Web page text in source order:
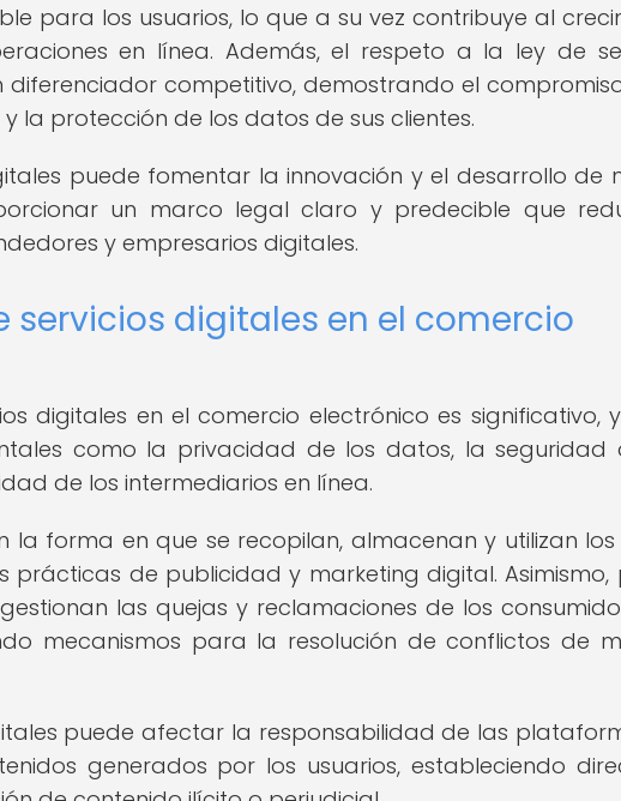
para los usuarios, lo que a su vez contribuye al
en línea. Además, el respeto a la ley de
diferenciador competitivo, demostrando el
la protección de los datos de sus clientes.
puede fomentar la innovación y el desarrollo de
un marco legal claro y predecible que
y empresarios digitales.
servicios digitales en el comercio
digitales en el comercio electrónico es significativo,
como la privacidad de los datos, la seguridad
de los intermediarios en línea.
la forma en que se recopilan, almacenan y utilizan
prácticas de publicidad y marketing digital. Asimismo,
las quejas y reclamaciones de los
mecanismos para la resolución de conflictos de
puede afectar la responsabilidad de las
generados por los usuarios, estableciendo